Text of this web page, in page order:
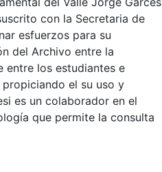
con la Secretaria de
esfuerzos para su
del Archivo entre la
entre los estudiantes e
el su uso y
es un colaborador en el
que permite la consulta